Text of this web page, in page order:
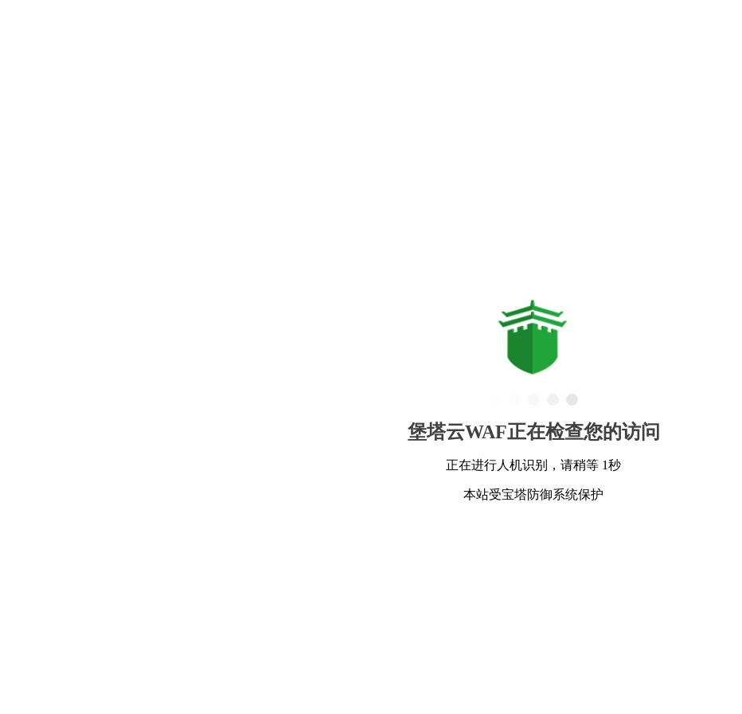
堡塔云WAF正在检查您的访问
正在进行人机识别，请稍等 1秒
本站受宝塔防御系统保护